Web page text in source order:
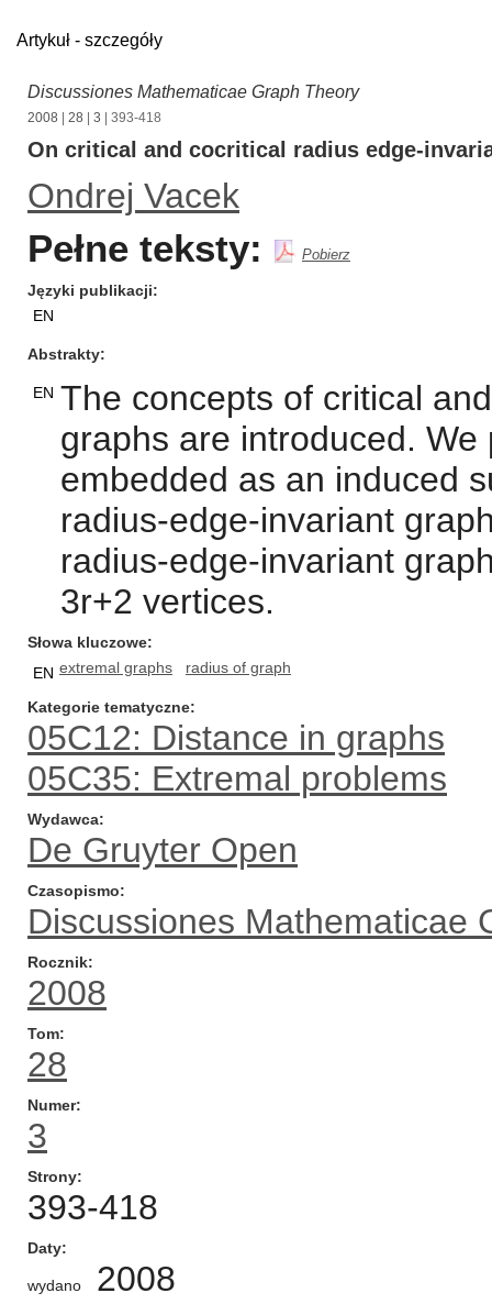
Artykuł - szczegóły
Discussiones Mathematicae Graph Theory
2008 28 3 | 393-418
On critical and cocritical radius edge-
Ondrej Vacek
Pełne teksty: Pobierz
Języki publikacji
EN
Abstrakty
EN The concepts of critical
graphs are introduced.
embedded as an induced
radius-edge-invariant
radius-edge-invariant
3r+2 vertices.
Słowa kluczowe
EN extremal graphs radius of graph
Kategorie tematyczne
05C12: Distance in graphs
05C35: Extremal problems
Wydawca
De Gruyter Open
Czasopismo
Discussiones Mathematicae
Rocznik
2008
Tom
28
Numer
3
Strony
393-418
Daty
wydano 2008